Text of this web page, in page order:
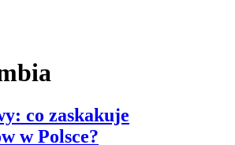
co zaskakuje
w Polsce?